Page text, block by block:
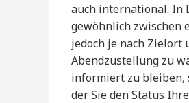
auch international. In
gewöhnlich zwischen
jedoch je nach Zielort
Abendzustellung zu
informiert zu bleiben,
der Sie den Status